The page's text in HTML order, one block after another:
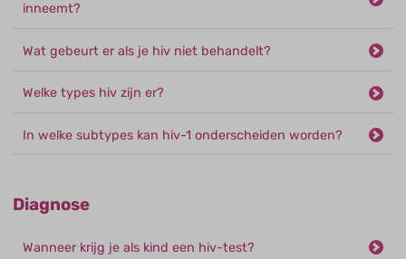
inneemt?
Wat gebeurt er als je hiv niet behandelt?
Welke types hiv zijn er?
In welke subtypes kan hiv-1 onderscheiden worden?
Diagnose
Wanneer krijg je als kind een hiv-test?